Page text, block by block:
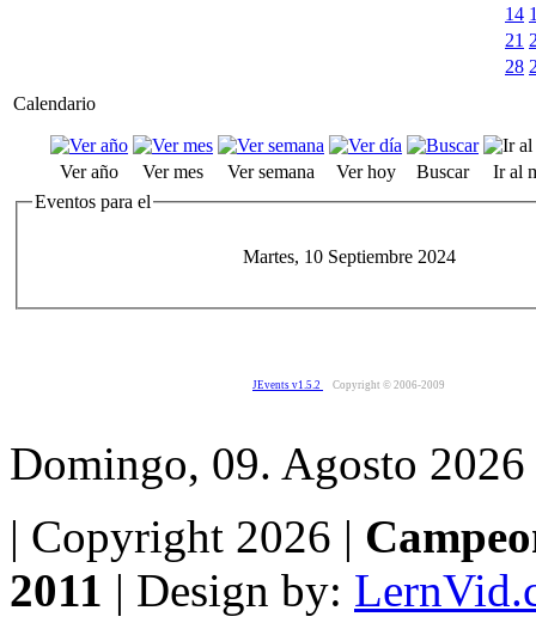
14
21
28
Calendario
Ver año Ver mes Ver semana Ver hoy Buscar
Ir al
Eventos para el
Martes, 10 Septiembre 2024
JEvents v1.5.2 Copyright © 2006-2009
Domingo, 09. Agosto 2026
| Copyright 2026 |
2011 | Design by: